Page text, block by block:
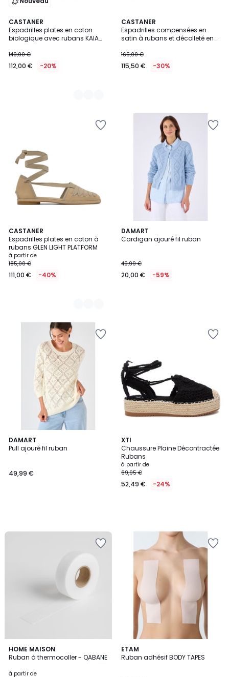
CASTANER
Espadrilles plates en coton
biologique avec rubans KAIA
140,00 €
112,00 € -20%
3
Couleurs
CASTANER
Espadrilles compensées en
satin à rubans et décolleté en V
165,00 €
115,50 € -30%
CASTANER
Espadrilles plates en coton à
rubans GLEN LIGHT PLATFORM
à partir de
185,00 €
111,00 € -40%
2
Couleurs
DAMART
Cardigan ajouré fil ruban
49,99 €
20,00 € -59%
DAMART
Pull ajouré fil ruban
49,99 €
XTI
Chaussure Plaine Décontractée
Rubans
à partir de
69,95 €
52,49 € -24%
HOME MAISON
Ruban à thermocoller - QABANE
à partir de
ETAM
Ruban adhésif BODY TAPES